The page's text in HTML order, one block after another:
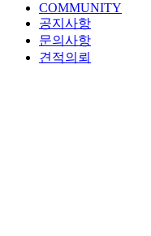
COMMUNITY
공지사항
문의사항
견적의뢰